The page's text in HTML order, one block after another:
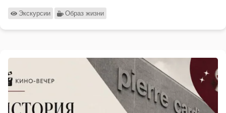
Экскурсии Образ жизни